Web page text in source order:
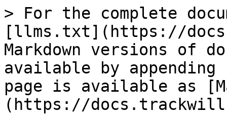
> For the complete
[llms.txt](https://
Markdown versions of
available by
page is available as
(https://